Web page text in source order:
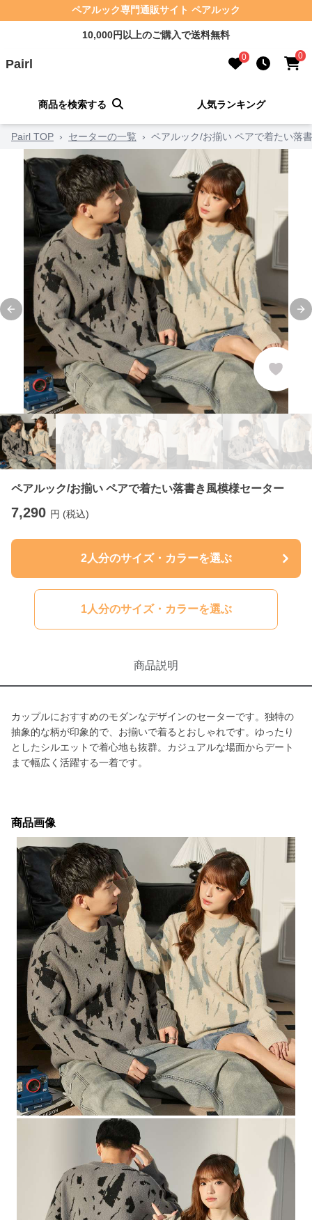
ペアルック専門通販サイト ペアルック
10,000円以上のご購入で送料無料
Pairl 0 0
商品を検索する 人気ランキング
Pairl TOP › セーターの一覧 › ペアルック/お揃い ペアで着たい落
Previous slide
ペアルック/お揃い ペアで着たい落書き風模様セーター
7,290 円 (税込)
2人分のサイズ・カラーを選ぶ
1人分のサイズ・カラーを選ぶ
商品説明
カップルにおすすめのモダンなデザインのセーターです。独特の
抽象的な柄が印象的で、お揃いで着るとおしゃれです。ゆったり
としたシルエットで着心地も抜群。カジュアルな場面からデート
まで幅広く活躍する一着です。
商品画像